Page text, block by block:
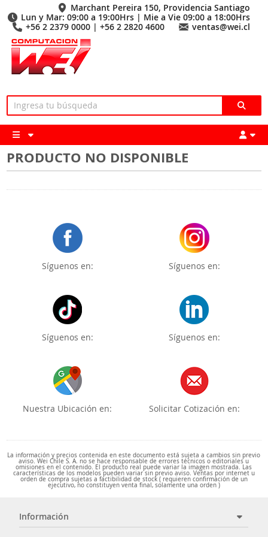
Marchant Pereira 150, Providencia Santiago
Lun y Mar: 09:00 a 19:00Hrs | Mie a Vie 09:00 a 18:00Hrs
+56 2 2379 0000 | +56 2 2820 4600
ventas@wei.cl
PRODUCTO NO DISPONIBLE
Síguenos en: Síguenos en:
Síguenos en: Síguenos en:
Nuestra Ubicación en: Solicitar Cotización en:
La información y precios contenida en este documento está sujeta a cambios sin previo
aviso. Wei Chile S. A. no se hace responsable de errores técnicos o editoriales u
omisiones en el contenido. El producto real puede variar la imagen mostrada. Las
características de los modelos pueden variar sin previo aviso. Ventas por internet u
orden de compra sujetas a factibilidad de stock ( requieren confirmación de un
ejecutivo, no constituyen venta final, solamente una orden )
Información